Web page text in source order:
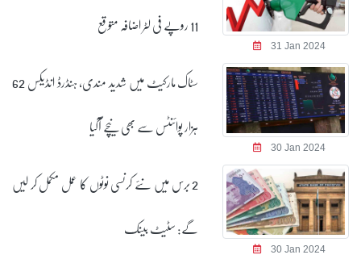
31 Jan 2024
11 روپے فی لٹر اضافہ متوقع
30 Jan 2024
سٹاک مارکیٹ میں شدید مندی، ہنڈرڈ انڈیکس 62
ہزار پوائنٹس سے بھی نیچے آگیا
30 Jan 2024
2 برس میں نئے کرنسی نوٹوں کا عمل مکمل کر لیں
گے: سٹیٹ بینک